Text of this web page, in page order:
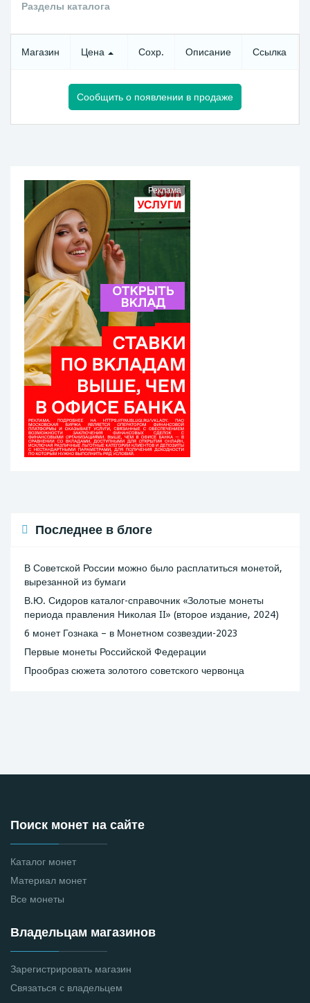
Разделы каталога
Магазин Цена Сохр. Описание Ссылка
Сообщить о появлении в продаже
Реклама
Последнее в блоге
В Советской России можно было расплатиться монетой,
вырезанной из бумаги
В.Ю. Сидоров каталог-справочник «Золотые монеты
периода правления Николая II» (второе издание, 2024)
6 монет Гознака – в Монетном созвездии-2023
Первые монеты Российской Федерации
Прообраз сюжета золотого советского червонца
Поиск монет на сайте
Каталог монет
Материал монет
Все монеты
Владельцам магазинов
Зарегистрировать магазин
Связаться с владельцем